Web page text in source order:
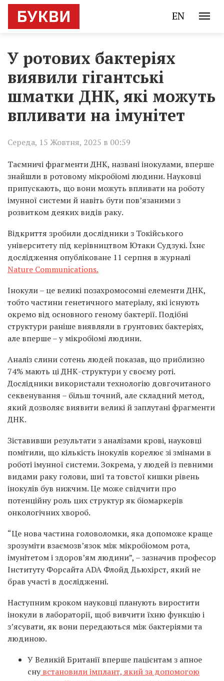
EN
У ротових бактеріях
виявили гігантські
шматки ДНК, які можуть
впливати на імунітет
Середа, 15 Жовтня, 2025 в 00:59
Таємничі фрагменти ДНК, названі інокулами, вперше
знайшли в ротовому мікробіомі людини. Науковці
припускають, що вони можуть впливати на роботу
імунної системи й навіть бути пов’язаними з
розвитком деяких видів раку.
Відкриття зробили дослідники з Токійського
університету під керівництвом Ютаки Судзукі. Їхнє
дослідження опубліковане 11 серпня в журналі
Nature Communications.
Інокули – це великі позахромосомні елементи ДНК,
тобто частини генетичного матеріалу, які існують
окремо від основного геному бактерії. Подібні
структури раніше виявляли в ґрунтових бактеріях,
але вперше – у мікробіомі людини.
Аналіз слини сотень людей показав, що приблизно
74% мають ці ДНК-структури у своєму роті.
Дослідники використали технологію довгочитаного
секвенування – більш точний, але складний метод,
який дозволяє виявити великі й заплутані фрагменти
ДНК.
Зіставивши результати з аналізами крові, науковці
помітили, що кількість інокулів корелює зі змінами в
роботі імунної системи. Зокрема, у людей із певними
видами раку голови, шиї та товстої кишки рівень
інокулів був нижчим. Це може свідчити про
потенційну роль цих структур як біомаркерів
онкологічних хвороб.
“Це нова частина головоломки, яка допоможе краще
зрозуміти взаємозв’язок між мікробіомом рота,
імунітетом і здоров’ям людини”, – зазначив професор
Інституту Форсайта ADA Флойд Дьюхірст, який не
брав участі в дослідженні.
Наступним кроком науковці планують виростити
інокули в лабораторії, щоб вивчити їхню функцію і
з’ясувати, як вони передаються між бактеріями та
людиною.
У Великій Британії вперше пацієнтам з апное
снувстановили імплант, який за допомогою